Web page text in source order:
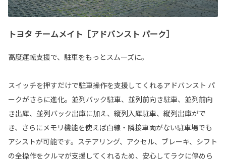
トヨタ チームメイト［アドバンスト パーク］
高度運転支援で、駐車をもっとスムーズに。
スイッチを押すだけで駐車操作を支援してくれるアドバンスト パ
ークがさらに進化。並列バック駐車、並列前向き駐車、並列前向
き出庫、並列バック出庫に加え、縦列入庫駐車、縦列出庫がで
き、さらにメモリ機能を使えば白線・隣接車両がない駐車場でも
アシストが可能です。ステアリング、アクセル、ブレーキ、シフト
の全操作をクルマが支援してくれるため、安心してラクに停めら